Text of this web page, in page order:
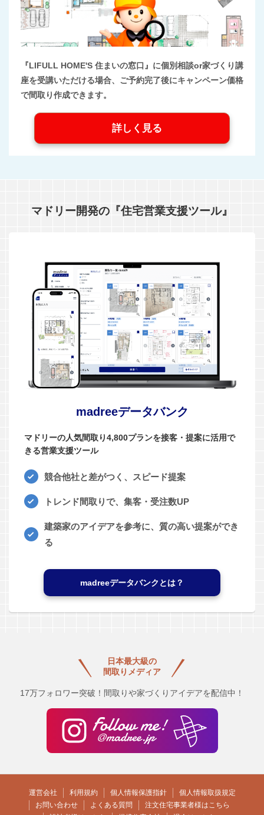
『LIFULL HOME'S 住まいの窓口』に個別相談or家づくり講
座を受講いただける場合、ご予約完了後にキャンペーン価格
で間取り作成できます。
詳しく見る
マドリー開発の『住宅営業支援ツール』
madreeデータバンク
マドリーの人気間取り4,800プランを接客・提案に活用で
きる営業支援ツール
競合他社と差がつく、スピード提案
トレンド間取りで、集客・受注数UP
建築家のアイデアを参考に、質の高い提案ができ
る
madreeデータバンクとは？
日本最大級の
間取りメディア
17万フォロワー突破！間取りや家づくりアイデアを配信中！
運営会社 利用規約 個人情報保護指針
個人情報取扱規定
お問い合わせ
よくある質問
注文住宅事業者様はこちら